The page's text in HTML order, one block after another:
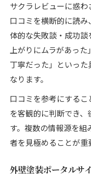
サクラレビューに惑
口コミを横断的に読
体的な失敗談・成功
上がりにムラがあっ
丁寧だった」といっ
なります。
口コミを参考にする
を客観的に判断でき
す。複数の情報源を
者を見極めることが重
外壁塗装ポータルサ